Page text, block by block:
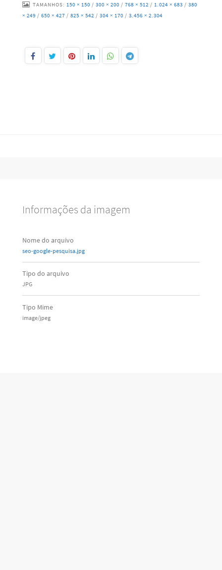
TAMANHOS: 150 × 150 / 300 × 200 / 768 × 512 / 1.024 × 683 / 380
× 249 / 650 × 427 / 825 × 542 / 304 × 170 / 3.456 × 2.304
Informações da imagem
Nome do arquivo
seo-google-pesquisa.jpg
Tipo do arquivo
JPG
Tipo Mime
image/jpeg